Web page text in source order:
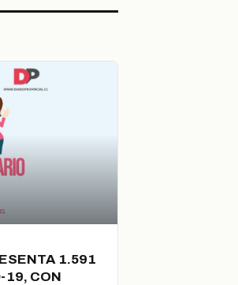
1.591
19, CON